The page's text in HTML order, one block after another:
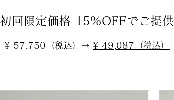
初回限定価格 15%OFFでご提供
¥ 57,750（税込）→ ¥ 49,087（税込）